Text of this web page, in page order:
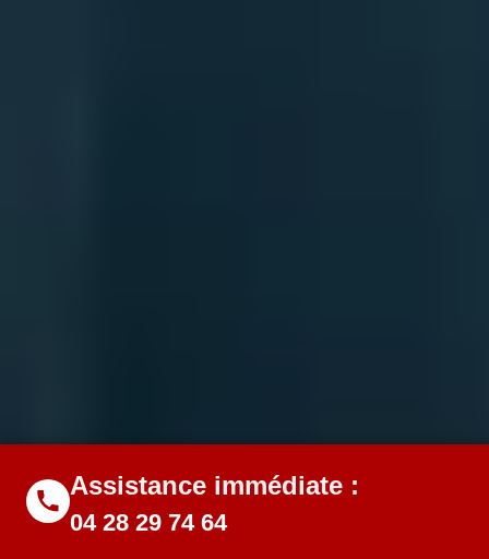
Assistance immédiate :
04 28 29 74 64